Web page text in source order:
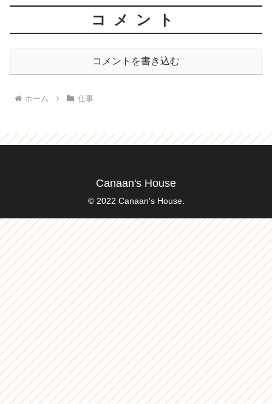
コメント
コメントを書き込む
ホーム 仕事
Canaan's House
© 2022 Canaan's House.